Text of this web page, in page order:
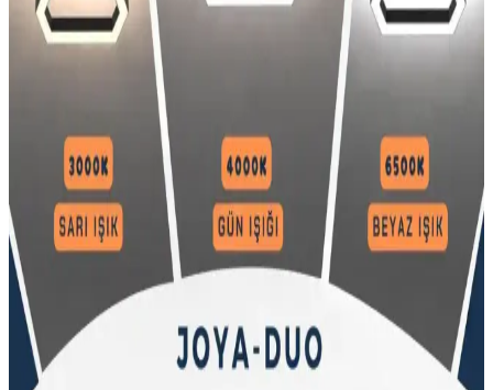
Bu karşılaştırma, Artı Aydınlatma Papatya LED Avize ile TT
Aydınlatma TT306-TPL-SR LED Avize modellerinin malzeme,
boyut, ışık yönü, renk modu ve güç gibi kriterler üzerinden
performans farklarını özetler; montaj ve kullanım önerileri içerir.
Burenze ve Legacy Rings Modern LED Avize
Karşılaştırması ve Özellikleri
İki farklı modern LED avizeyi karşılaştırıyoruz. Burenze tekli sarkıt
ve Legacy Rings modellerinin malzeme, boyut, güç ve kullanıcı
memnuniyetleri detaylı analiz edilerek, kullanım alanlarına uygunluk
ve dayanıklılık değerlendirilmiştir.
Modern Mekanlar İçin Şık Tekli LED Avize
Aydınlatma Çözümleri ve Özellikleri
Modern iç mekanlarda şıklık ve enerji tasarrufu sağlayan tekli LED
avize modellerinin özellikleri, kullanım alanları ve seçim kriterleri